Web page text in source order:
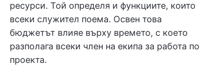
ресурси. Той определя и функциите, които
всеки служител поема. Освен това
бюджетът влияе върху времето, с което
разполага всеки член на екипа за работа по
проекта.